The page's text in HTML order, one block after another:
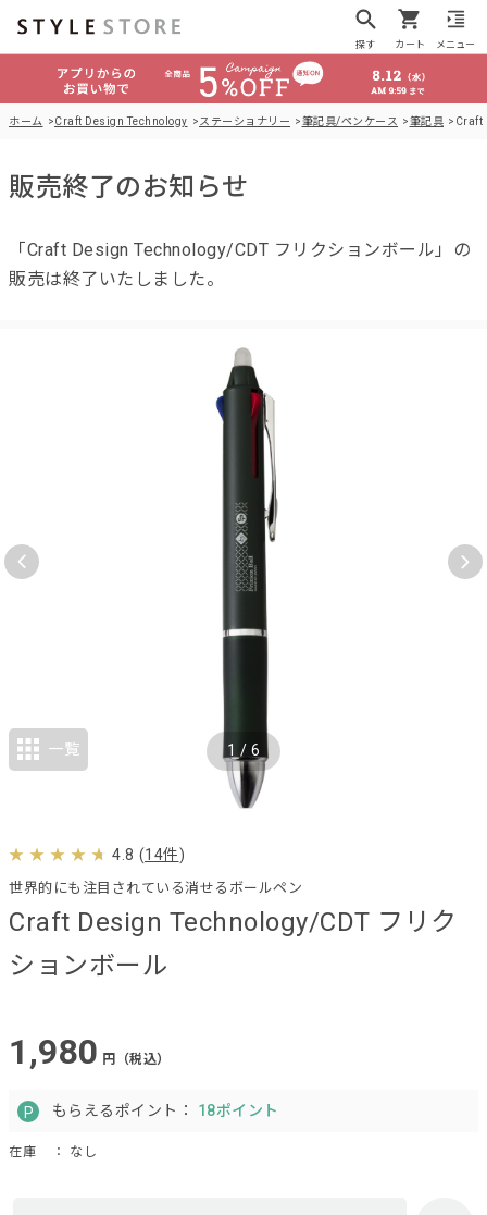
探す カート メニュー
ホーム Craft Design Technology ステーショナリー 筆記具/ペンケース 筆記具 Craft
販売終了のお知らせ
「Craft Design Technology/CDT フリクションボール」の
販売は終了いたしました。
Craft Design Technology/CDT フリク
ションボール
世界的にも注目されている消せるボールペン
4.8 (14件)
1,980 円（税込）
もらえるポイント： 18ポイント
在庫 ： なし
1 / 6
一覧